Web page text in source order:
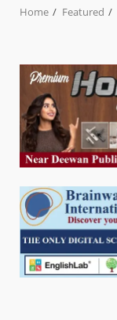
Home Featured